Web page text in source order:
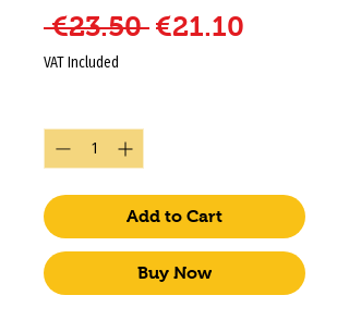
€23.50 Regular Price
€21.10
VAT Included
Add to Cart
Buy Now